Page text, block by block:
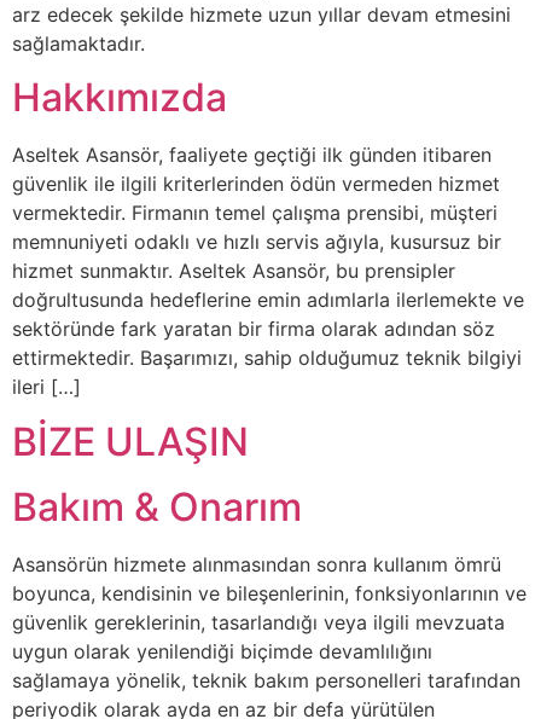
arz edecek şekilde hizmete uzun yıllar devam etmesini
sağlamaktadır.
Hakkımızda
Aseltek Asansör, faaliyete geçtiği ilk günden itibaren
güvenlik ile ilgili kriterlerinden ödün vermeden hizmet
vermektedir. Firmanın temel çalışma prensibi, müşteri
memnuniyeti odaklı ve hızlı servis ağıyla, kusursuz bir
hizmet sunmaktır. Aseltek Asansör, bu prensipler
doğrultusunda hedeflerine emin adımlarla ilerlemekte ve
sektöründe fark yaratan bir firma olarak adından söz
ettirmektedir. Başarımızı, sahip olduğumuz teknik bilgiyi
ileri […]
BİZE ULAŞIN
Bakım & Onarım
Asansörün hizmete alınmasından sonra kullanım ömrü
boyunca, kendisinin ve bileşenlerinin, fonksiyonlarının ve
güvenlik gereklerinin, tasarlandığı veya ilgili mevzuata
uygun olarak yenilendiği biçimde devamlılığını
sağlamaya yönelik, teknik bakım personelleri tarafından
periyodik olarak ayda en az bir defa yürütülen